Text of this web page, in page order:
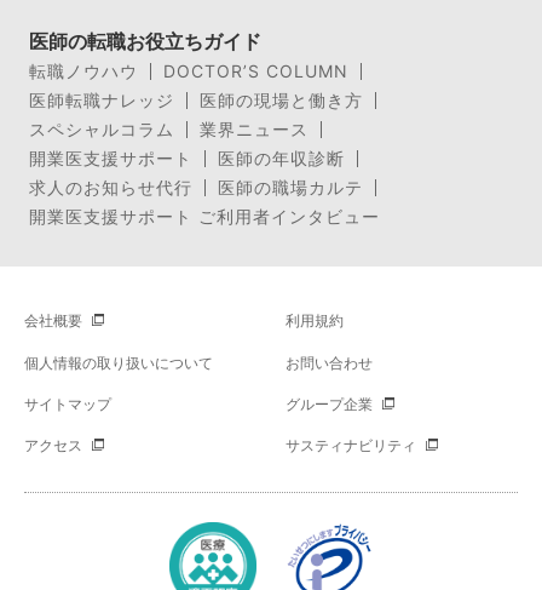
医師の転職お役立ちガイド
転職ノウハウ
DOCTOR’S COLUMN
医師転職ナレッジ
医師の現場と働き方
スペシャルコラム
業界ニュース
開業医支援サポート
医師の年収診断
求人のお知らせ代行
医師の職場カルテ
開業医支援サポート ご利用者インタビュー
会社概要 利用規約
個人情報の取り扱いについて お問い合わせ
サイトマップ グループ企業
アクセス サスティナビリティ